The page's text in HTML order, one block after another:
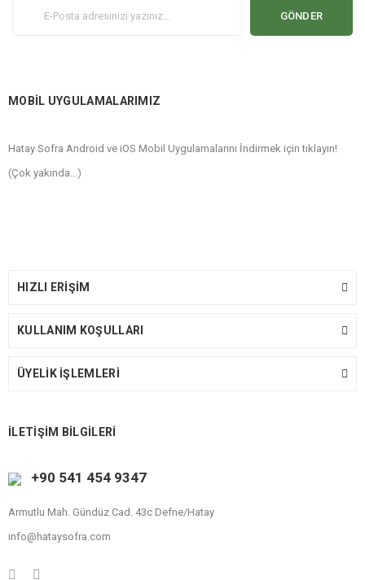
GÖNDER
MOBİL UYGULAMALARIMIZ
Hatay Sofra Android ve iOS Mobil Uygulamalarını İndirmek için tıklayın!
(Çok yakında...)
HIZLI ERİŞİM
KULLANIM KOŞULLARI
ÜYELİK İŞLEMLERİ
İLETİŞİM BİLGİLERİ
+90 541 454 9347
Armutlu Mah. Gündüz Cad. 43c Defne/Hatay
info@hataysofra.com